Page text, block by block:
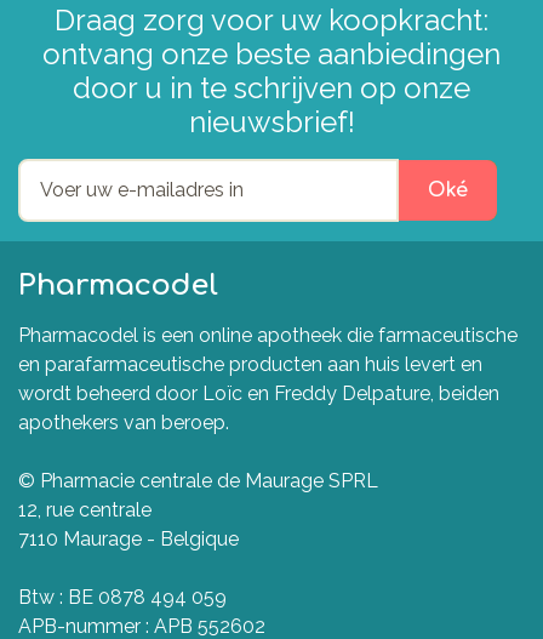
Draag zorg voor uw koopkracht:
ontvang onze beste aanbiedingen
door u in te schrijven op onze
nieuwsbrief!
Oké
Pharmacodel
Pharmacodel is een online apotheek die farmaceutische
en parafarmaceutische producten aan huis levert en
wordt beheerd door Loïc en Freddy Delpature, beiden
apothekers van beroep.
© Pharmacie centrale de Maurage SPRL
12, rue centrale
7110 Maurage - Belgique
Btw : BE 0878 494 059
APB-nummer : APB 552602